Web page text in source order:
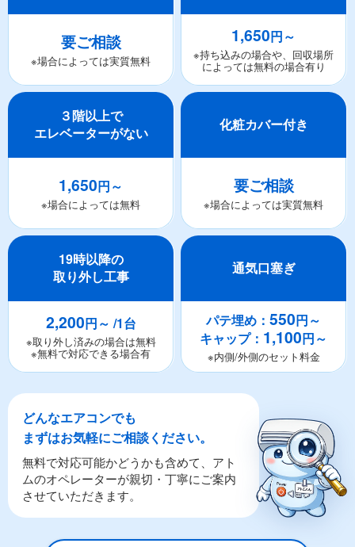
要ご相談
※場合によっては実質無料
1,650円～
※持ち込みの場合や、回収場所
によっては無料の場合有り
３階以上で
エレベーターがない
1,650円～
※場合によっては無料
化粧カバー付き
要ご相談
※場合によっては実質無料
19時以降の
取り外し工事
2,200円～ /1台
※取り外し済みの場合は無料
※無料で対応できる場合有
通気口塞ぎ
パテ埋め：550円～
キャップ： 1,100円～
※内側/外側のセット料金
どんなエアコンでも
まずはお気軽にご相談ください。
無料で対応可能かどうかも含めて、アト
ムのオペレーターが親切・丁寧にご案内
させていただきます。